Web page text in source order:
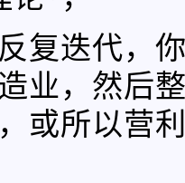
复迭代，
业，然后
或所以营